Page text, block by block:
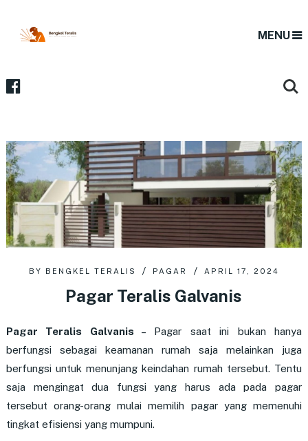
MENU
BY BENGKEL TERALIS PAGAR APRIL 17, 2024
Pagar Teralis Galvanis
Pagar Teralis Galvanis – Pagar saat ini bukan hanya
berfungsi sebagai keamanan rumah saja melainkan juga
berfungsi untuk menunjang keindahan rumah tersebut. Tentu
saja mengingat dua fungsi yang harus ada pada pagar
tersebut orang-orang mulai memilih pagar yang memenuhi
tingkat efisiensi yang mumpuni.